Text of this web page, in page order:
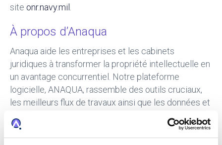
site onr.navy.mil
À propos d’Anaqua
Anaqua aide les entreprises et les cabinets
juridiques à transformer la propriété intellectuelle en
un avantage concurrentiel. Notre plateforme
logicielle, ANAQUA, rassemble des outils cruciaux,
les meilleurs flux de travaux ainsi que les données et
efficace et intelligent afin que nos clients puissent
mettre en place un fonctionnement plus efficace et